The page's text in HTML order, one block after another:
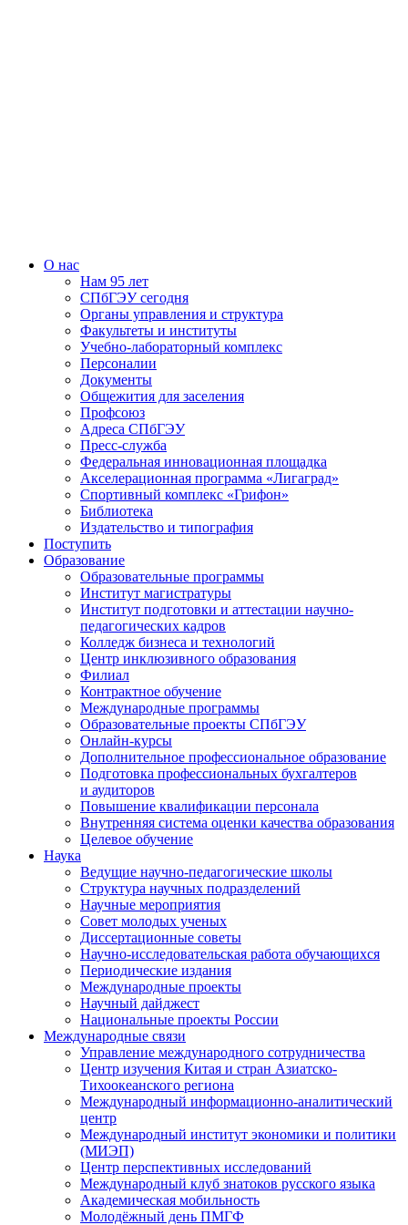
О нас
Нам 95 лет
СПбГЭУ сегодня
Органы управления и структура
Факультеты и институты
Учебно-лабораторный комплекс
Персоналии
Документы
Общежития для заселения
Профсоюз
Адреса СПбГЭУ
Пресс-служба
Федеральная инновационная площадка
Акселерационная программа «Лигаград»­­
Спортивный комплекс «Грифон»
Библиотека
Издательство и типография
Поступить
Образование
Образовательные программы
Институт магистратуры
Институт подготовки и аттестации научно-
педагогических кадров
Колледж бизнеса и технологий
Центр инклюзивного образования
Филиал
Контрактное обучение
Международные программы
Образовательные проекты СПбГЭУ
Онлайн-курсы
Дополнительное профессиональное образование
Подготовка профессиональных бухгалтеров
и аудиторов
Повышение квалификации персонала
Внутренняя система оценки качества образования
Целевое обучение
Наука
Ведущие научно-педагогические школы
Структура научных подразделений
Научные мероприятия
Совет молодых ученых
Диссертационные советы
Научно-исследовательская работа обучающихся
Периодические издания
Международные проекты
Научный дайджест
Национальные проекты России
Международные связи
Управление международного сотрудничества
Центр изучения Китая и стран Азиатско-
Тихоокеанского региона
Международный информационно-аналитический
центр
Международный институт экономики и политики
(МИЭП)
Центр перспективных исследований
Международный клуб знатоков русского языка
Академическая мобильность
Молодёжный день ПМГФ